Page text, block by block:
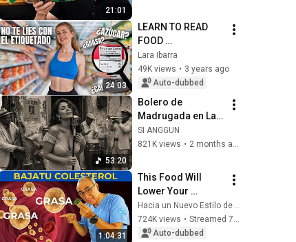
21:01
24:03
LEARN TO READ
FOOD
INGREDIENTS
[Complete Guide to
NUTRITIONAL
INFORMATION]
Lara Ibarra
49K views • 3 years ago
Auto-dubbed
53:20
Bolero de
Madrugada en La
Habana –
Melodías para el
SI ANGGUN
821K views • 2 months ago
1:04:31
This Food Will
Lower Your
Cholesterol:
Prevent a Heart
Attack 🫀
Hacia un Nuevo Estilo de Vida
724K views •
Streamed 7 months ago
Auto-dubbed